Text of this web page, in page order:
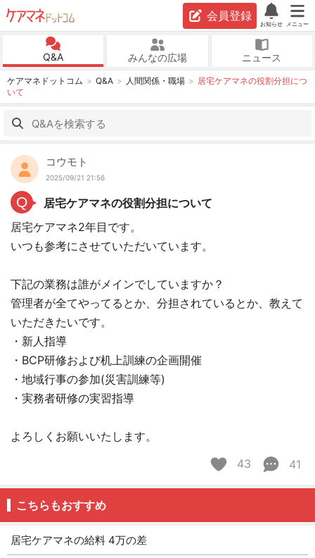
会員登録
お知らせ メニュー
Q&A みんなの広場 ニュース
ケアマネドットコム Q&A 人間関係・職場
居宅ケアマネの役割分担につ
いて
コウモト
2025/09/21 21:56
Q
居宅ケアマネの役割分担について
居宅ケアマネ2年目です。
いつも参考にさせていただいています。
下記の業務は誰がメインでしていますか？
管理者が全てやってるとか、分担されているとか、教えて
いただきたいです。
・新人指導
・BCP研修および机上訓練の企画開催
・地域行事の参加(災害訓練等)
・実務者研修の実習指導
よろしくお願いいたします。
43
41
こちらもおすすめ
居宅ケアマネの給料 4万の差